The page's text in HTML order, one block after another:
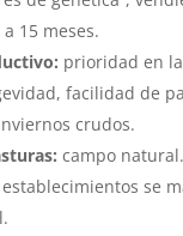
15 meses.
prioridad en
facilidad de
crudos.
campo natural.
establecimientos se